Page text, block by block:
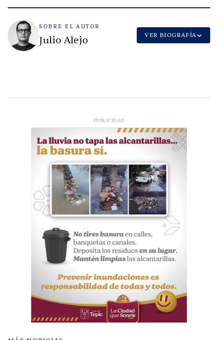
SOBRE EL AUTOR
Julio Alejo VER BIOGRAFÍA
PUBLICIDAD